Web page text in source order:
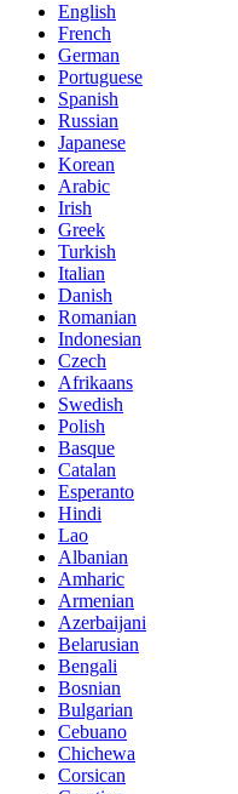
English
French
German
Portuguese
Spanish
Russian
Japanese
Korean
Arabic
Irish
Greek
Turkish
Italian
Danish
Romanian
Indonesian
Czech
Afrikaans
Swedish
Polish
Basque
Catalan
Esperanto
Hindi
Lao
Albanian
Amharic
Armenian
Azerbaijani
Belarusian
Bengali
Bosnian
Bulgarian
Cebuano
Chichewa
Corsican